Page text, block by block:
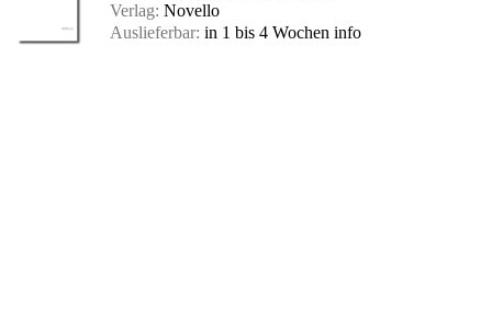
Verlag: Novello
Auslieferbar: in 1 bis 4 Wochen info